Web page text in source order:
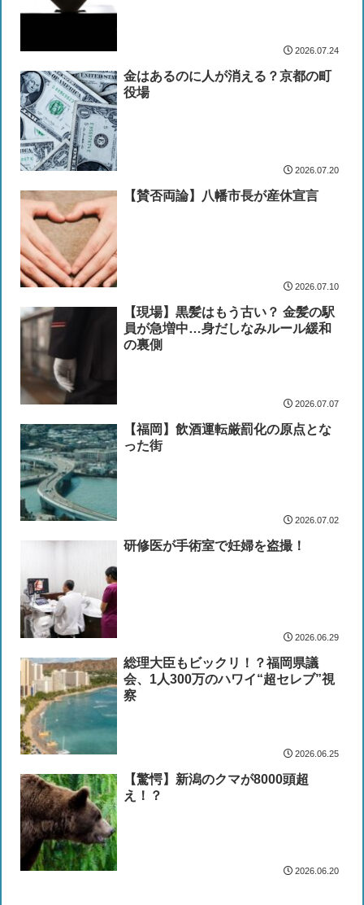
2026.07.24
金はあるのに人が消える？京都の町
役場
2026.07.20
【賛否両論】八幡市長が産休宣言
2026.07.10
【現場】黒髪はもう古い？ 金髪の駅
員が急増中…身だしなみルール緩和
の裏側
2026.07.07
【福岡】飲酒運転厳罰化の原点とな
った街
2026.07.02
研修医が手術室で妊婦を盗撮！
2026.06.29
総理大臣もビックリ！？福岡県議
会、1人300万のハワイ“超セレブ”視
察
2026.06.25
【驚愕】新潟のクマが8000頭超
え！？
2026.06.20